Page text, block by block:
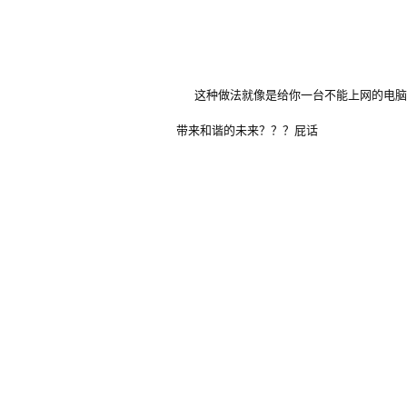
这种做法就像是给你一台不能上网的电脑
带来和谐的未来？？？屁话